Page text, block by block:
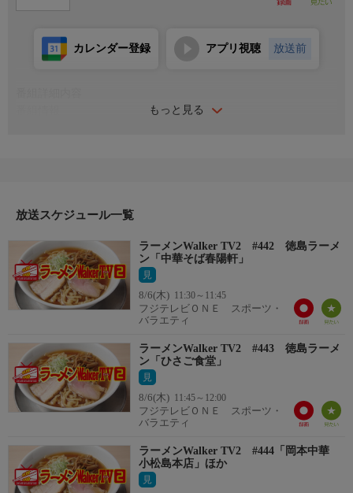
もっと見る
カレンダー登録 アプリ視聴 放送前
放送スケジュール一覧
ラーメンWalker TV2 #442 徳島ラーメ
ン「中華そば春陽軒」
見
8/6(木) 11:30～11:45
フジテレビＯＮＥ スポーツ・
バラエティ
ラーメンWalker TV2 #443 徳島ラーメ
ン「ひさご食堂」
見
8/6(木) 11:45～12:00
フジテレビＯＮＥ スポーツ・
バラエティ
ラーメンWalker TV2 #444「岡本中華
小松島本店」ほか
見